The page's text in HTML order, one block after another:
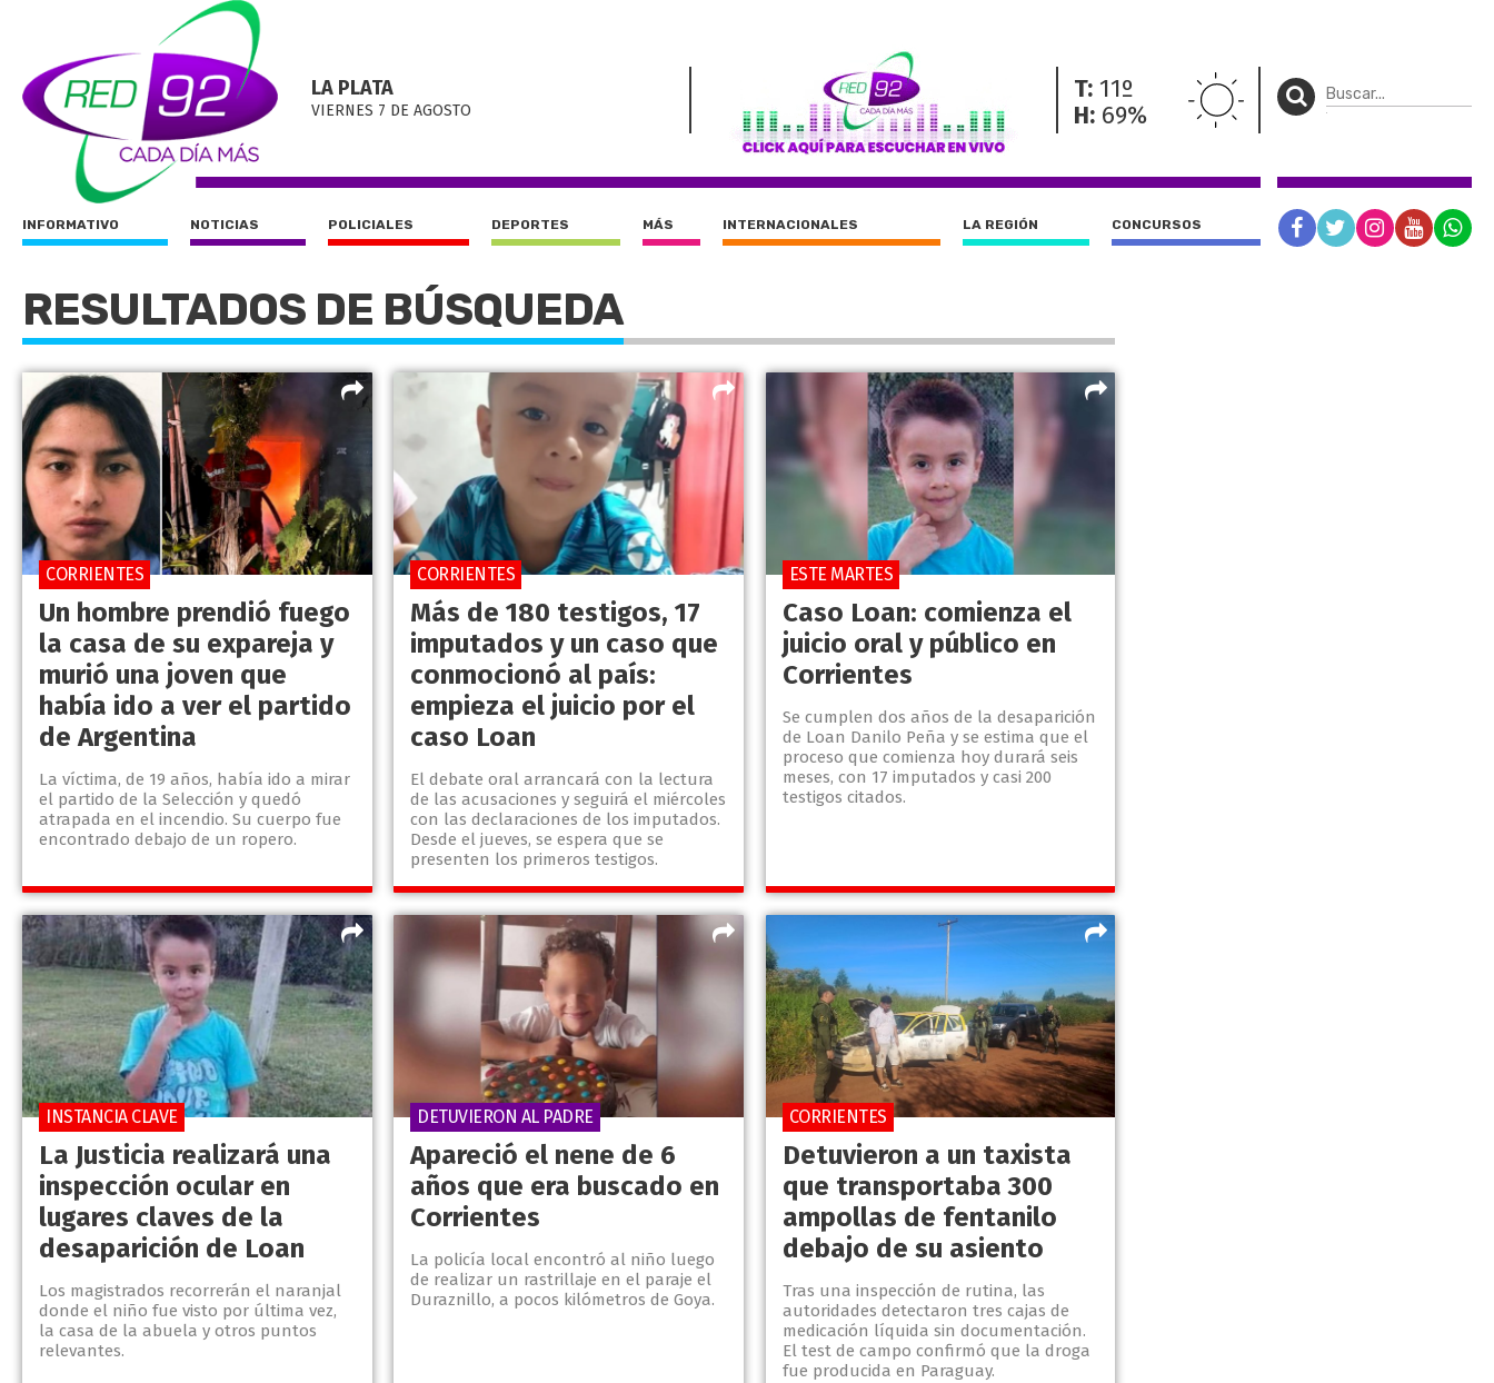
LA PLATA
VIERNES 7 DE AGOSTO
T: 11º
H: 69%
INFORMATIVO NOTICIAS POLICIALES DEPORTES MÁS INTERNACIONALES LA REGIÓN CONCURSOS
RESULTADOS DE BÚSQUEDA
Un hombre prendió fuego
la casa de su expareja y
murió una joven que
había ido a ver el partido
de Argentina
La víctima, de 19 años, había ido a mirar
el partido de la Selección y quedó
atrapada en el incendio. Su cuerpo fue
encontrado debajo de un ropero.
CORRIENTES
Más de 180 testigos, 17
imputados y un caso que
conmocionó al país:
empieza el juicio por el
caso Loan
El debate oral arrancará con la lectura
de las acusaciones y seguirá el miércoles
con las declaraciones de los imputados.
Desde el jueves, se espera que se
presenten los primeros testigos.
CORRIENTES
Caso Loan: comienza el
juicio oral y público en
Corrientes
Se cumplen dos años de la desaparición
de Loan Danilo Peña y se estima que el
proceso que comienza hoy durará seis
meses, con 17 imputados y casi 200
testigos citados.
ESTE MARTES
La Justicia realizará una
inspección ocular en
lugares claves de la
desaparición de Loan
Los magistrados recorrerán el naranjal
donde el niño fue visto por última vez,
la casa de la abuela y otros puntos
relevantes.
INSTANCIA CLAVE
Apareció el nene de 6
años que era buscado en
Corrientes
La policía local encontró al niño luego
de realizar un rastrillaje en el paraje el
Duraznillo, a pocos kilómetros de Goya.
DETUVIERON AL PADRE
Detuvieron a un taxista
que transportaba 300
ampollas de fentanilo
debajo de su asiento
Tras una inspección de rutina, las
autoridades detectaron tres cajas de
medicación líquida sin documentación.
El test de campo confirmó que la droga
fue producida en Paraguay.
CORRIENTES